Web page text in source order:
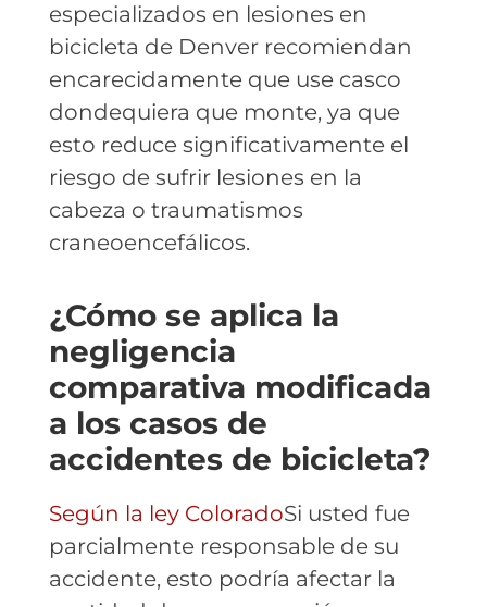
especializados en lesiones en
bicicleta de Denver recomiendan
encarecidamente que use casco
dondequiera que monte, ya que
esto reduce significativamente el
riesgo de sufrir lesiones en la
cabeza o traumatismos
craneoencefálicos.
¿Cómo se aplica la
negligencia
comparativa modificada
a los casos de
accidentes de bicicleta?
Según la ley ColoradoSi usted fue
parcialmente responsable de su
accidente, esto podría afectar la